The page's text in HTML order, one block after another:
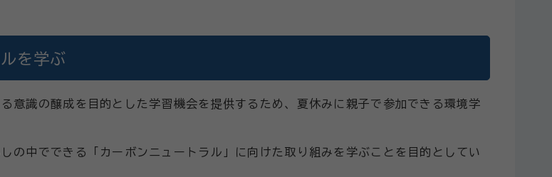
を学ぶ
意識の醸成を目的とした学習機会を提供するため、夏休みに親子で参加できる環境学
の中でできる「カーボンニュートラル」に向けた取り組みを学ぶことを目的としてい